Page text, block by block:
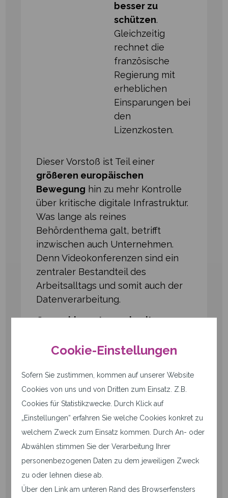
Cookie-Einstellungen
Sofern Sie zustimmen, kommen auf unserer Website
Cookies von uns und von Dritten zum Einsatz. Z.B.
Cookies für Statistikzwecke. Durch Klick auf
„Einstellungen“ erfahren Sie welche Cookies konkret zu
welchem Zweck zum Einsatz kommen. Durch An- oder
Abwählen stimmen Sie der Verarbeitung Ihrer
personenbezogenen Daten zu dem jeweiligen Zweck
zu oder lehnen diese ab.
Über den Link am unteren Rand des Browserfensters
besser zu
schützen.
Gleichzeitig
rechnet die
französische
Regierung mit
erheblichen
Einsparungen bei
den
Lizenzkosten.
Dieser Vorstoß ist Teil einer
größeren europäischen
Bewegung hin zu mehr Kontrolle
über kritische digitale Infrastruktur.
Was lange als reines
Behördenthema galt, betrifft
inzwischen auch Unternehmen.
Denn Videokonferenzen sind ein
zentraler Bestandteil des
Arbeitsalltags und somit auch der
Datenverarbeitung.
Genau hier setzen wir mit
Videokonferenzlösung basiert auf
wirdin Deutschland gehostet und
lässt sich flexibel in bestehende
IT⁠-⁠Umgebungen integrieren
ohne Vendor-Lock-in und ohne
Datenabfluss ins Ausland.
qwertiko–Meet genauer unter
die Lupe nehmen